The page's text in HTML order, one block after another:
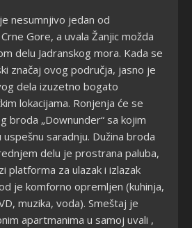
nesumnjivo jedan od
Gore, a uvala Žanjic možda
delu Jadranskog mora. Kada se
značaj ovog područja, jasno je
dela izuzetno bogato
lokacijama. Ronjenja će se
broda „Downunder“ sa kojim
saradnju. Dužina broda
delu je prostrana paluba,
platforma za ulazak i izlazak
je komforno opremljen (kuhinja,
muzika, voda). Smeštaj je
apartmanima u samoj uvali ,